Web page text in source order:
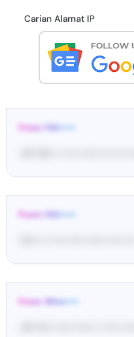
Carian Alamat IP
From: FAC•••••
From: FAC•••••
From: Wha•••••
<#• Yo•• •••••• •••••• •• •••••